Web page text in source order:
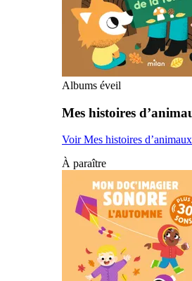
Albums éveil
Mes histoires
Voir Mes histoires
À paraître